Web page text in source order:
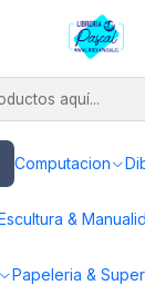
Computacion
&
Papeleria &
Este es el texto del slide
Clásicos Punta